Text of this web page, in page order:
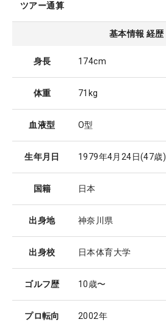
ツアー通算
基本情報 経歴
身長 174cm
体重 71kg
血液型 O型
生年月日 1979年4月24日(47歳)
国籍 日本
出身地 神奈川県
出身校 日本体育大学
ゴルフ歴 10歳〜
プロ転向 2002年